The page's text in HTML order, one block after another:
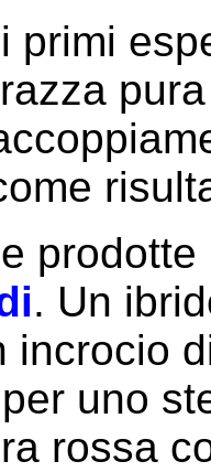
primi
. Un
incrocio
uno
rossa